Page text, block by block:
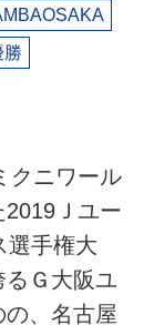
勝
クニワール
2019Ｊユー
選手権大
Ｇ大阪ユ
、名古屋